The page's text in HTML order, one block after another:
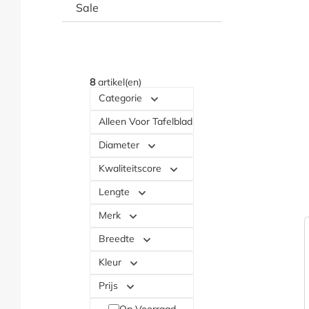
Sale
8artikel(en)
Categorie
Alleen Voor Tafelblad
Diameter
Kwaliteitscore
Lengte
Merk
Breedte
Kleur
Prijs